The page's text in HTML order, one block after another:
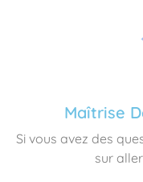
Maîtrise
Si vous avez des
sur